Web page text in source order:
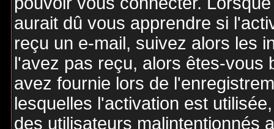
aurait dû vous apprendre si
reçu un e-mail, suivez alors les
l'avez pas reçu, alors êtes-vous
avez fournie lors de
lesquelles l'activation est
des utilisateurs malintentionnés